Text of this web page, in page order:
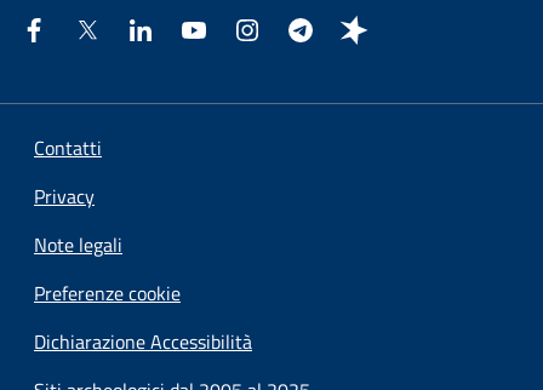
Contatti
Privacy
Note legali
Preferenze cookie
Dichiarazione Accessibilità